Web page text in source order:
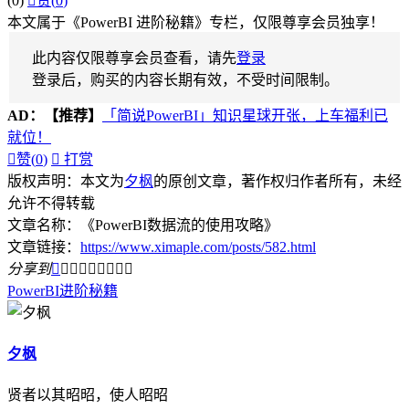
本文属于《PowerBI 进阶秘籍》专栏，仅限尊享会员独享！
此内容仅限尊享会员查看，请先登录
登录后，购买的内容长期有效，不受时间限制。
AD： 【推荐】
「简说PowerBI」知识星球开张，上车福利已
就位！
赞(0)  打赏
版权声明：本文为夕枫的原创文章，著作权归作者所有，未经
允许不得转载
文章名称：《PowerBI数据流的使用攻略》
文章链接： https://www.ximaple.com/posts/582.html
分享到        
PowerBI进阶秘籍
夕枫
贤者以其昭昭，使人昭昭